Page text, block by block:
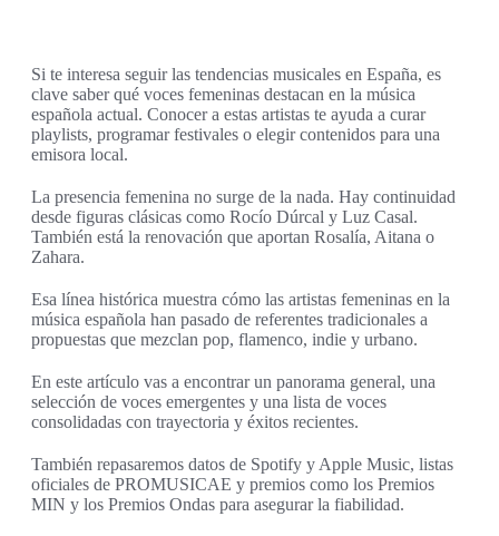
Si te interesa seguir las tendencias musicales en España, es
clave saber qué voces femeninas destacan en la música
española actual. Conocer a estas artistas te ayuda a curar
playlists, programar festivales o elegir contenidos para una
emisora local.
La presencia femenina no surge de la nada. Hay continuidad
desde figuras clásicas como Rocío Dúrcal y Luz Casal.
También está la renovación que aportan Rosalía, Aitana o
Zahara.
Esa línea histórica muestra cómo las artistas femeninas en la
música española han pasado de referentes tradicionales a
propuestas que mezclan pop, flamenco, indie y urbano.
En este artículo vas a encontrar un panorama general, una
selección de voces emergentes y una lista de voces
consolidadas con trayectoria y éxitos recientes.
También repasaremos datos de Spotify y Apple Music, listas
oficiales de PROMUSICAE y premios como los Premios
MIN y los Premios Ondas para asegurar la fiabilidad.